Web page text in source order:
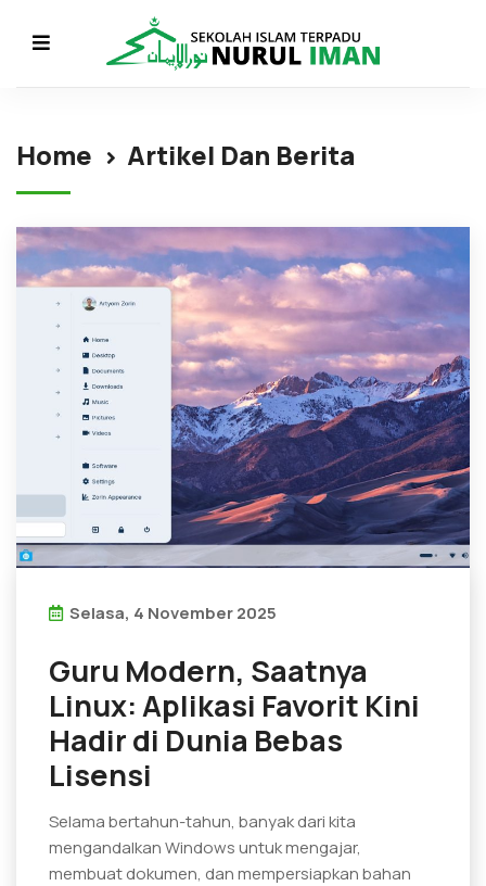
Home Artikel Dan Berita
Selasa, 4 November 2025
Guru Modern, Saatnya
Linux: Aplikasi Favorit Kini
Hadir di Dunia Bebas
Lisensi
Selama bertahun-tahun, banyak dari kita
mengandalkan Windows untuk mengajar,
membuat dokumen, dan mempersiapkan bahan